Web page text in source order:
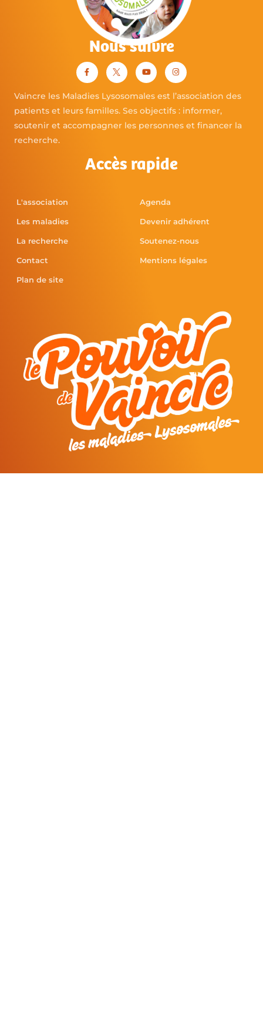
Nous suivre
Vaincre les Maladies Lysosomales est l’association des
patients et leurs familles. Ses objectifs : informer,
soutenir et accompagner les personnes et financer la
recherche.
Accès rapide
L'association
Les maladies
La recherche
Contact
Plan de site
Agenda
Devenir adhérent
Soutenez-nous
Mentions légales